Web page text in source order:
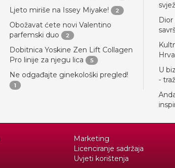
Ljeto miriše na Issey Miyake! 2
Obožavat ćete novi Valentino
parfemski duo
2
Dobitnica Yoskine Zen Lift Collagen
Pro linije za njegu lica
5
Ne odgađajte ginekološki pregled!
1
U
-
Marketing
Licenciranje sadržaja
Uvjeti korištenja